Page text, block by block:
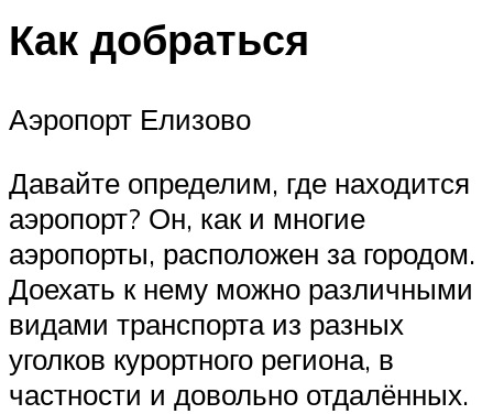
Как добраться
Аэропорт Елизово
Давайте определим, где находится
аэропорт? Он, как и многие
аэропорты, расположен за городом.
Доехать к нему можно различными
видами транспорта из разных
уголков курортного региона, в
частности и довольно отдалённых.